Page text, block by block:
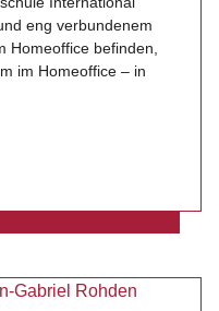
eng verbundenem
Homeoffice befinden,
im Homeoffice – in